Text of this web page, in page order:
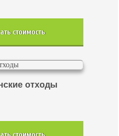
стоимость
отходы